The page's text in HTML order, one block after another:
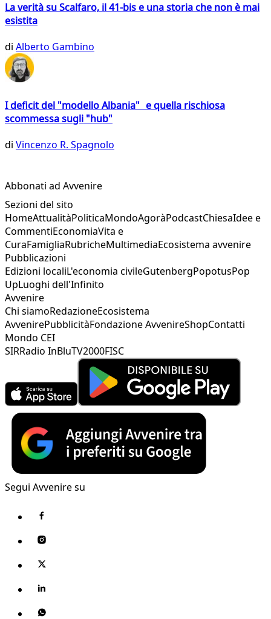
La verità su Scalfaro, il 41-bis e una storia che non è mai
esistita
di Alberto Gambino
I deficit del "modello Albania" e quella rischiosa
scommessa sugli "hub"
di Vincenzo R. Spagnolo
Abbonati ad Avvenire
Sezioni del sito
HomeAttualitàPoliticaMondoAgoràPodcastChiesaIdee e
CommentiEconomiaVita e
CuraFamigliaRubricheMultimediaEcosistema avvenire
Pubblicazioni
Edizioni localiL'economia civileGutenbergPopotusPop
UpLuoghi dell'Infinito
Avvenire
Chi siamoRedazioneEcosistema
AvvenirePubblicitàFondazione AvvenireShopContatti
Mondo CEI
SIRRadio InBluTV2000FISC
Segui Avvenire su